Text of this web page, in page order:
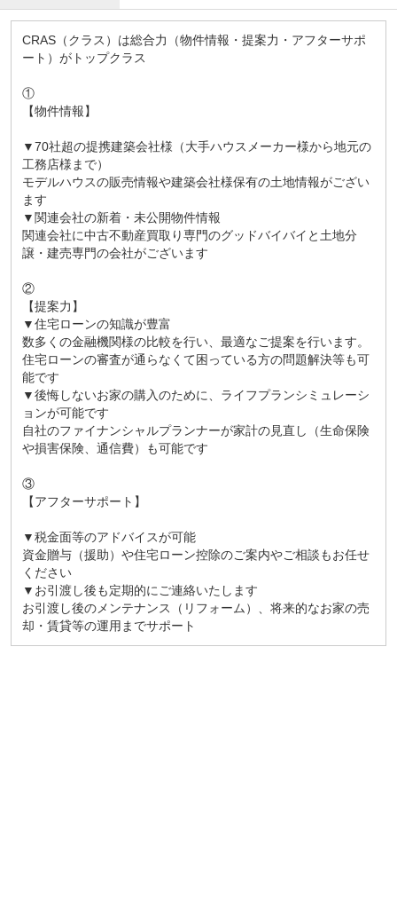
CRAS（クラス）は総合力（物件情報・提案力・アフターサポ
ート）がトップクラス
①
【物件情報】
▼70社超の提携建築会社様（大手ハウスメーカー様から地元の
工務店様まで）
モデルハウスの販売情報や建築会社様保有の土地情報がござい
ます
▼関連会社の新着・未公開物件情報
関連会社に中古不動産買取り専門のグッドバイバイと土地分
譲・建売専門の会社がございます
②
【提案力】
▼住宅ローンの知識が豊富
数多くの金融機関様の比較を行い、最適なご提案を行います。
住宅ローンの審査が通らなくて困っている方の問題解決等も可
能です
▼後悔しないお家の購入のために、ライフプランシミュレーシ
ョンが可能です
自社のファイナンシャルプランナーが家計の見直し（生命保険
や損害保険、通信費）も可能です
③
【アフターサポート】
▼税金面等のアドバイスが可能
資金贈与（援助）や住宅ローン控除のご案内やご相談もお任せ
ください
▼お引渡し後も定期的にご連絡いたします
お引渡し後のメンテナンス（リフォーム）、将来的なお家の売
却・賃貸等の運用までサポート